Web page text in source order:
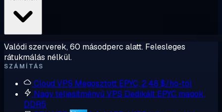
Valódi szerverek, 60 másodperc alatt. Felesleges
rátukmálás nélkül.
SZÁMÍTÁS
Cloud VPS Megosztott EPYC, 2,48 $/hó-tól
Nagy teljesítményű VPS Dedikált EPYC magok,
DDR5